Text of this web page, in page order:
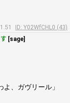
ID: Y02WfCHL0 (43)
[sage]
、ガヴリール」